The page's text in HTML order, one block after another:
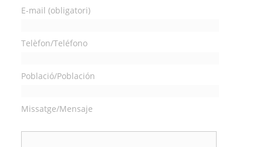
E-mail (obligatori)
Telèfon/Teléfono
Població/Población
Missatge/Mensaje